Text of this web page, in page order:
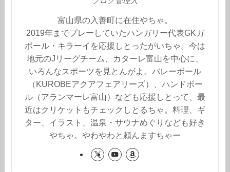
富山県の入善町に在住やちゃ。
2019年までプレーしていたハンガリー代表GKガ
ボール・キラーイを応援しとったがいちゃ。今は
地元のJリーグチーム、カターレ富山を中心に、
いろんなスポーツを見とんがよ。バレーボール
（KUROBEアクアフェアリーズ）、ハンドボー
ル（アランマーレ富山）なども応援しとって、最
近はクリケットもチェックしとるちゃ。料理、ギ
ター、イラスト、温泉・サウナめぐりなども好き
やちゃ。やわやわと頼んますちゃー